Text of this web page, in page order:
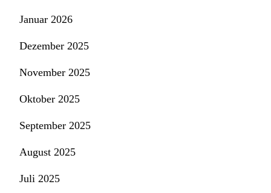
Januar 2026
Dezember 2025
November 2025
Oktober 2025
September 2025
August 2025
Juli 2025